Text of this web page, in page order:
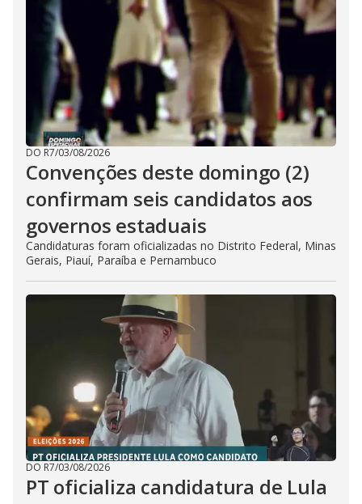
DO R7/03/08/2026
Convenções deste domingo (2)
confirmam seis candidatos aos
governos estaduais
Candidaturas foram oficializadas no Distrito Federal, Minas
Gerais, Piauí, Paraíba e Pernambuco
DO R7/03/08/2026
PT oficializa candidatura de Lula